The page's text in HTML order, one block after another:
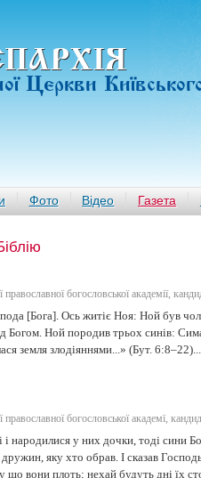
Церкви
Фото Відео Газета
богословської академії,
[Бога]. Ось житіє Ноя: Ной був
Богом. Ной породив трьох синів:
земля злодіяннями...» (Бут. 6:8–22)...
богословської академї,
народилися у них дочки, тоді сини
яку хто обрав. І сказав
вони плоть; нехай будуть дні їх